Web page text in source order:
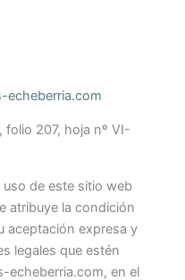
echeberria.com
folio 207, hoja nº VI-
de este sitio web
atribuye la condición
aceptación expresa y
legales que estén
echeberria.com, en el